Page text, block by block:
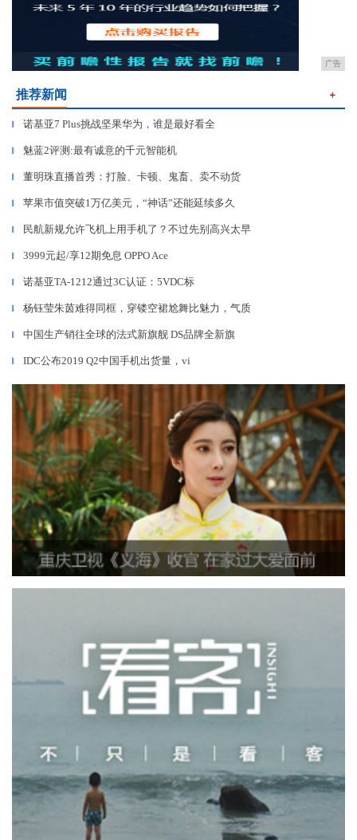
广告
推荐新闻 ＋
▎ 诺基亚7 Plus挑战坚果华为，谁是最好看全
▎ 魅蓝2评测:最有诚意的千元智能机
▎ 董明珠直播首秀：打脸、卡顿、鬼畜、卖不动货
▎ 苹果市值突破1万亿美元，“神话”还能延续多久
▎ 民航新规允许飞机上用手机了？不过先别高兴太早
▎ 3999元起/享12期免息 OPPO Ace
▎ 诺基亚TA-1212通过3C认证：5VDC标
▎ 杨钰莹朱茵难得同框，穿镂空裙尬舞比魅力，气质
▎ 中国生产销往全球的法式新旗舰 DS品牌全新旗
▎ IDC公布2019 Q2中国手机出货量，vi